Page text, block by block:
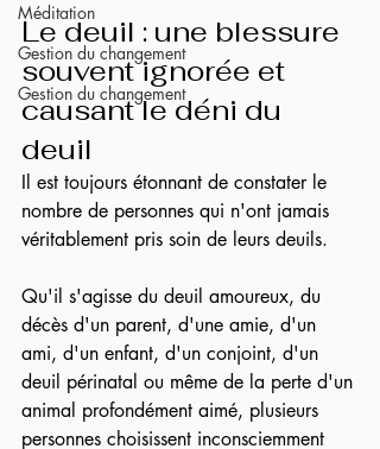
Méditation
Gestion du changement
Gestion du changement
Le deuil : une blessure
souvent ignorée et
causant le déni du
deuil
Il est toujours étonnant de constater le
nombre de personnes qui n'ont jamais
véritablement pris soin de leurs deuils.
Qu'il s'agisse du deuil amoureux, du
décès d'un parent, d'une amie, d'un
ami, d'un enfant, d'un conjoint, d'un
deuil périnatal ou même de la perte d'un
animal profondément aimé, plusieurs
personnes choisissent inconsciemment